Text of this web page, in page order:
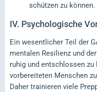
schützen zu können.
IV. Psychologische
Ein wesentlicher Teil der
mentalen Resilienz und
ruhig und entschlossen zu
vorbereiteten Menschen
Daher trainieren viele